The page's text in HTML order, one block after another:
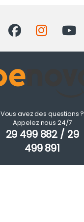
Vous avez des questions ?
Appelez nous 24/7
29 499 882 / 29
499 891